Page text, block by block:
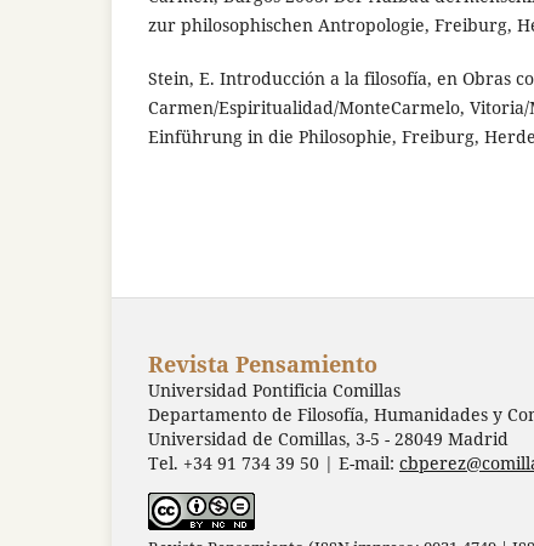
zur philosophischen Antropologie, Freiburg,
Stein, E. Introducción a la filosofía, en Obras
Carmen/Espiritualidad/MonteCarmelo,
Einführung in die Philosophie, Freiburg,
Revista Pensamiento
Universidad Pontificia Comillas
Departamento de Filosofía, Humanidades y
Universidad de Comillas, 3-5 - 28049 Madrid
Tel. +34 91 734 39 50 | E-mail: